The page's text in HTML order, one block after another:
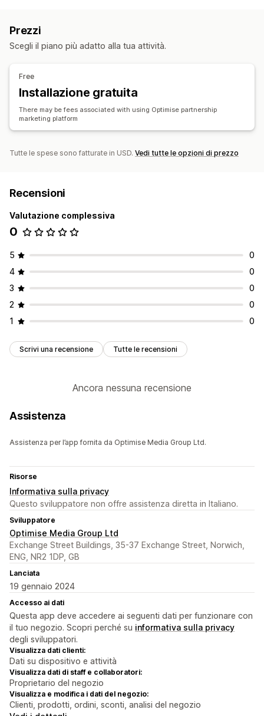
Prezzi
Scegli il piano più adatto alla tua attività.
Free
Installazione gratuita
There may be fees associated with using Optimise partnership
marketing platform
Tutte le spese sono fatturate in USD. Vedi tutte le opzioni di prezzo
Recensioni
Valutazione complessiva
0
5
0
4
0
3
0
2
0
1
0
Scrivi una recensione Tutte le recensioni
Ancora nessuna recensione
Assistenza
Assistenza per l’app fornita da Optimise Media Group Ltd.
Risorse
Informativa sulla privacy
Questo sviluppatore non offre assistenza diretta in Italiano.
Sviluppatore
Optimise Media Group Ltd
Exchange Street Buildings, 35-37 Exchange Street, Norwich,
ENG, NR2 1DP, GB
Lanciata
19 gennaio 2024
Accesso ai dati
Questa app deve accedere ai seguenti dati per funzionare con
il tuo negozio. Scopri perché su informativa sulla privacy
degli sviluppatori.
Visualizza dati clienti:
Dati su dispositivo e attività
Visualizza dati di staff e collaboratori:
Proprietario del negozio
Visualizza e modifica i dati del negozio:
Clienti, prodotti, ordini, sconti, analisi del negozio